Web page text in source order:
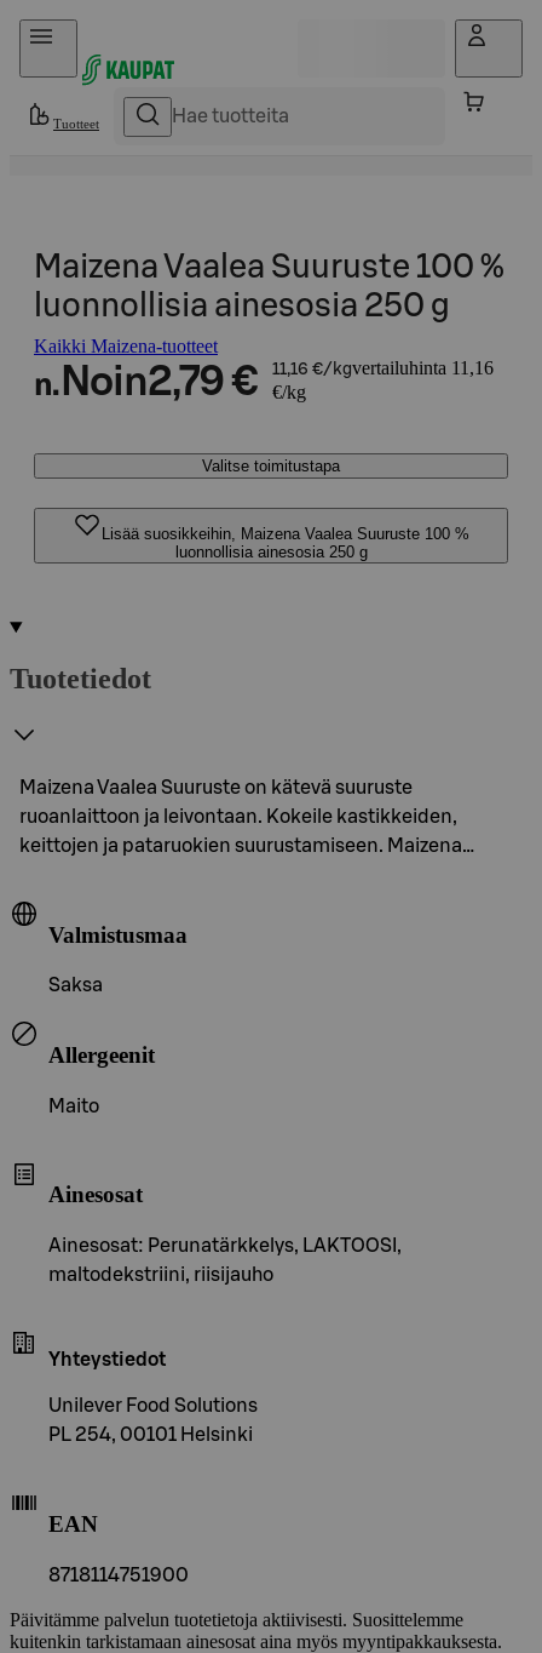
Hyppää sisältöön
Tuotteet
Maizena Vaalea Suuruste 100 %
luonnollisia ainesosia 250 g
Kaikki Maizena-tuotteet
n. Noin2,79 € 11,16 €/kgvertailuhinta 11,16
€/kg
Valitse toimitustapa
Lisää suosikkeihin, Maizena Vaalea Suuruste 100 %
luonnollisia ainesosia 250 g
Tuotetiedot
Maizena Vaalea Suuruste on kätevä suuruste
ruoanlaittoon ja leivontaan. Kokeile kastikkeiden,
keittojen ja pataruokien suurustamiseen. Maizena…
Valmistusmaa
Saksa
Allergeenit
Maito
Ainesosat
Ainesosat: Perunatärkkelys, LAKTOOSI,
maltodekstriini, riisijauho
Yhteystiedot
Unilever Food Solutions
PL 254, 00101 Helsinki
EAN
8718114751900
Päivitämme palvelun tuotetietoja aktiivisesti. Suosittelemme
kuitenkin tarkistamaan ainesosat aina myös myyntipakkauksesta.